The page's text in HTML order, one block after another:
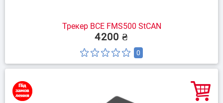
Трекер BCE FMS500 StCAN
4200 ₴
0